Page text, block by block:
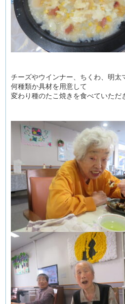
チーズやウインナー、ちくわ、明太
何種類か具材を用意して
変わり種のたこ焼きを食べていただ